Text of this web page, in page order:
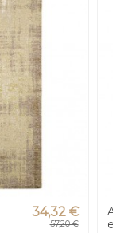
34,32 €
57,20 €